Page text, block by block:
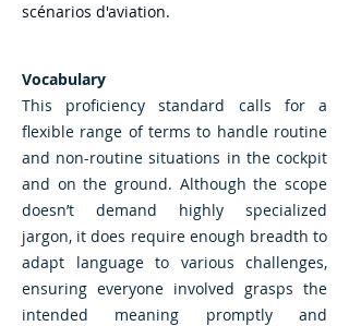
scénarios d'aviation.
Vocabulary
This proficiency standard calls for a
flexible range of terms to handle routine
and non-routine situations in the cockpit
and on the ground. Although the scope
doesn’t demand highly specialized
jargon, it does require enough breadth to
adapt language to various challenges,
ensuring everyone involved grasps the
intended meaning promptly and